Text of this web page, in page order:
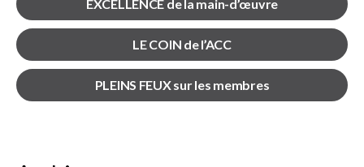
EXCELLENCE de la main-d’œuvre
LE COIN de l’ACC
PLEINS FEUX sur les membres